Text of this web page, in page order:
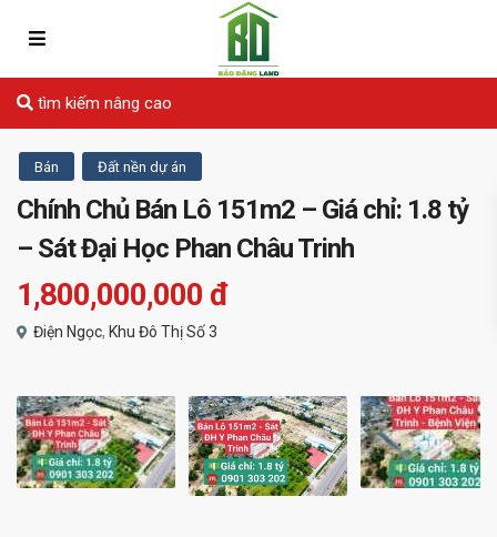
tìm kiếm nâng cao
Bán Đất nền dự án
Chính Chủ Bán Lô 151m2 – Giá chỉ: 1.8 tỷ
– Sát Đại Học Phan Châu Trinh
1,800,000,000 đ
Điện Ngọc, Khu Đô Thị Số 3